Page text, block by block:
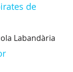
de
Labandària